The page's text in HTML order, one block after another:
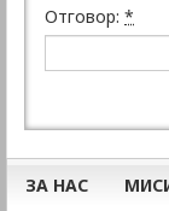
Отговор: *
ЗА НАС